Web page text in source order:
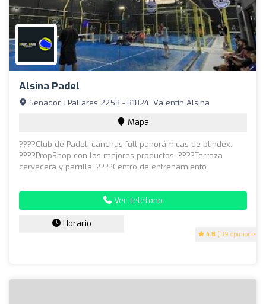
Alsina Padel
4.8 (119 opiniones)
Senador J.Pallares 2258 - B1824, Valentín Alsina
Mapa
????Club de Padel, canchas full panorámicas de blindex.
????PropShop con los mejores productos. ????Terraza
cervecera y parrilla. ????Centro de entrenamiento.
Ver teléfono
Horario